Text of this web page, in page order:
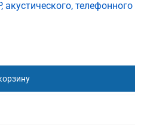
акустического, телефонного